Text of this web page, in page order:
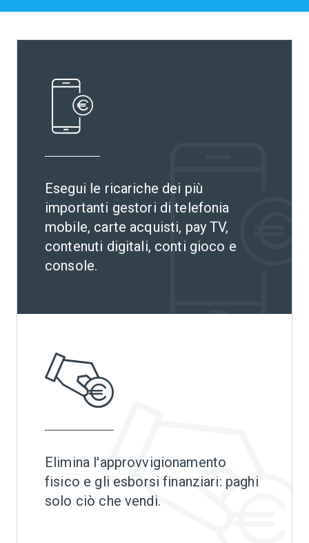
Contatti
Esegui le ricariche dei più
importanti gestori di telefonia
mobile, carte acquisti, pay TV,
contenuti digitali, conti gioco e
console.
Elimina l'approvvigionamento
fisico e gli esborsi finanziari: paghi
solo ciò che vendi.